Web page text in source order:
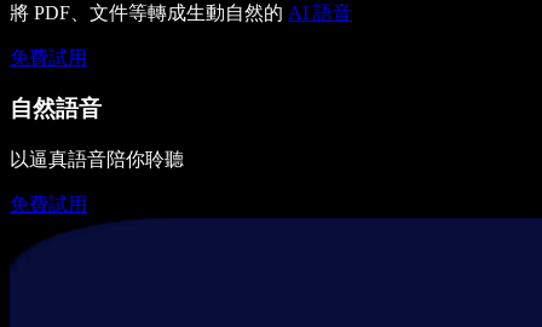
將 PDF、文件等轉成生動自然的 AI 語音
免費試用
自然語音
以逼真語音陪你聆聽
免費試用